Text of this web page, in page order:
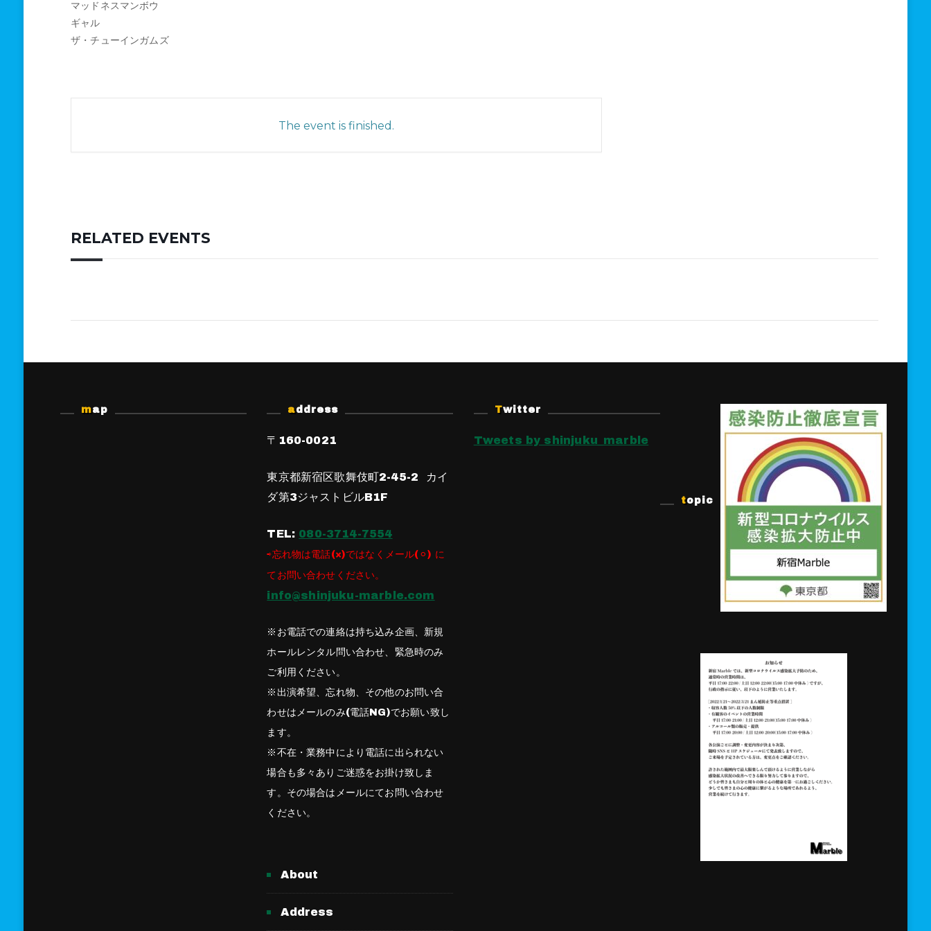
マッドネスマンボウ
ギャル
ザ・チューインガムズ
The event is finished.
RELATED EVENTS
map address
〒160-0021
東京都新宿区歌舞伎町2-45-2 カイ
ダ第3ジャストビルB1F
TEL: 080-3714-7554
⇨忘れ物は電話(×)ではなくメール(⚪︎) に
てお問い合わせください。
info@shinjuku-marble.com
※お電話での連絡は持ち込み企画、新規
ホールレンタル問い合わせ、緊急時のみ
ご利用ください。
※出演希望、忘れ物、その他のお問い合
わせはメールのみ(電話NG)でお願い致し
ます。
※不在・業務中により電話に出られない
場合も多々ありご迷惑をお掛け致しま
す。その場合はメールにてお問い合わせ
ください。
About
Address
Twitter
Tweets by shinjuku_marble
topic